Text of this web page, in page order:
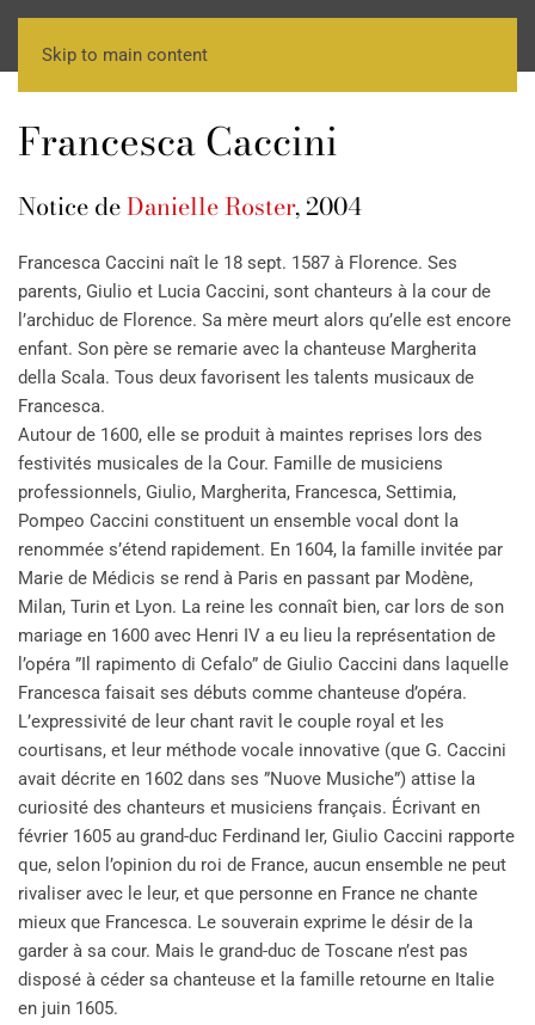
Skip to main content
Francesca Caccini
Notice deDanielle Roster, 2004
Francesca Caccini naît le 18 sept. 1587 à Florence. Ses
parents, Giulio et Lucia Caccini, sont chanteurs à la cour de
l’archiduc de Florence. Sa mère meurt alors qu’elle est encore
enfant. Son père se remarie avec la chanteuse Margherita
della Scala. Tous deux favorisent les talents musicaux de
Francesca.
Autour de 1600, elle se produit à maintes reprises lors des
festivités musicales de la Cour. Famille de musiciens
professionnels, Giulio, Margherita, Francesca, Settimia,
Pompeo Caccini constituent un ensemble vocal dont la
renommée s’étend rapidement. En 1604, la famille invitée par
Marie de Médicis se rend à Paris en passant par Modène,
Milan, Turin et Lyon. La reine les connaît bien, car lors de son
mariage en 1600 avec Henri IV a eu lieu la représentation de
l’opéra ”Il rapimento di Cefalo” de Giulio Caccini dans laquelle
Francesca faisait ses débuts comme chanteuse d’opéra.
L’expressivité de leur chant ravit le couple royal et les
courtisans, et leur méthode vocale innovative (que G. Caccini
avait décrite en 1602 dans ses ”Nuove Musiche”) attise la
curiosité des chanteurs et musiciens français. Écrivant en
février 1605 au grand-duc Ferdinand Ier, Giulio Caccini rapporte
que, selon l’opinion du roi de France, aucun ensemble ne peut
rivaliser avec le leur, et que personne en France ne chante
mieux que Francesca. Le souverain exprime le désir de la
garder à sa cour. Mais le grand-duc de Toscane n’est pas
disposé à céder sa chanteuse et la famille retourne en Italie
en juin 1605.